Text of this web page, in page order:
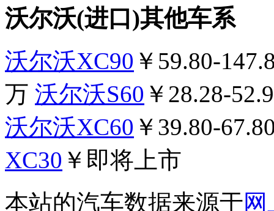
沃尔沃(进口)其他车系
沃尔沃XC90 ￥59.80-
万 沃尔沃S60 ￥28.28-
沃尔沃XC60 ￥39.80-
XC30 ￥即将上市
本站的汽车数据来源于